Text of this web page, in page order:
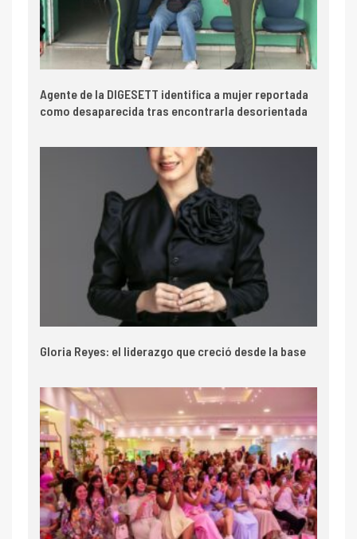
Agente de la DIGESETT identifica a mujer reportada
como desaparecida tras encontrarla desorientada
Gloria Reyes: el liderazgo que creció desde la base